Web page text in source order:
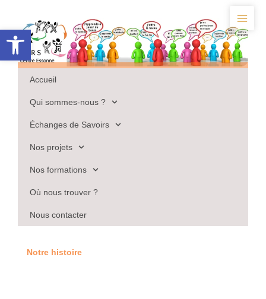
Ouvrir la barre d’outils
contenu
Accueil
Qui sommes-nous ?
Échanges de Savoirs
Nos projets
Nos formations
Où nous trouver ?
Nous contacter
Notre histoire